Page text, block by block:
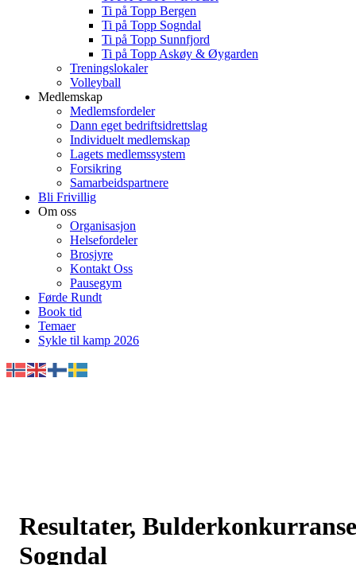
Ti på Topp Bergen
Ti på Topp Sogndal
Ti på Topp Sunnfjord
Ti på Topp Askøy & Øygarden
Treningslokaler
Volleyball
Medlemskap
Medlemsfordeler
Dann eget bedriftsidrettslag
Individuelt medlemskap
Lagets medlemssystem
Forsikring
Samarbeidspartnere
Bli Frivillig
Om oss
Organisasjon
Helsefordeler
Brosjyre
Kontakt Oss
Pausegym
Førde Rundt
Book tid
Temaer
Sykle til kamp 2026
Resultater, Bulderkonkurranse
Sogndal